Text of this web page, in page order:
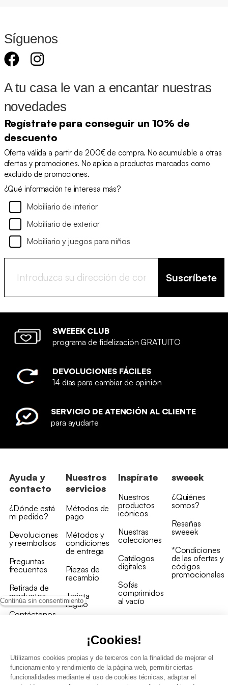
Continúa sin consentimiento
¡Cookies!
Utilizamos cookies propias y de terceros con la finalidad de mejorar el
funcionamiento y rendimiento de la página web, permitir ciertas
funcionalidades mediante el uso de cookies técnicas, adaptar el
Síguenos
A tu casa le van a encantar nuestras
novedades
Regístrate para conseguir un 10% de
descuento
Oferta válida a partir de 200€ de compra. No acumulable a otras
ofertas y promociones. No aplica a productos marcados como
excluido de promociones.
¿Qué información te interesa más?
Mobiliario de interior
Mobiliario de exterior
Mobiliario y juegos para niños
Suscríbete
SWEEEK CLUB
programa de fidelización GRATUITO
DEVOLUCIONES FÁCILES
14 días para cambiar de opinión
SERVICIO DE ATENCIÓN AL CLIENTE
para ayudarte
Ayuda y
contacto
¿Dónde está
mi pedido?
Devoluciones
y reembolsos
Preguntas
frecuentes
Retirada de
productos
Contáctenos
Nuestros
servicios
Métodos de
pago
Métodos y
condiciones
de entrega
Piezas de
recambio
Tarjeta
regalo
Inspírate
Nuestros
productos
icónicos
Nuestras
colecciones
Catálogos
digitales
Sofás
comprimidos
al vacío
sweeek
¿Quiénes
somos?
Reseñas
sweeek
*Condiciones
de las ofertas y
códigos
promocionales